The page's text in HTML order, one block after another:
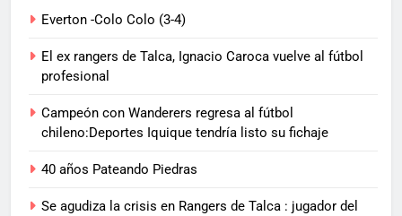
Everton -Colo Colo (3-4)
El ex rangers de Talca, Ignacio Caroca vuelve al fútbol
profesional
Campeón con Wanderers regresa al fútbol
chileno:Deportes Iquique tendría listo su fichaje
40 años Pateando Piedras
Se agudiza la crisis en Rangers de Talca : jugador del